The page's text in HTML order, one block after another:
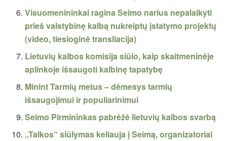
Visuomenininkai ragina Seimo narius nepalaikyti
prieš valstybinę kalbą nukreiptų įstatymo projektų
(video, tiesioginė transliacija)
Lietuvių kalbos komisija siūlo, kaip skaitmeninėje
aplinkoje išsaugoti kalbinę tapatybę
Minint Tarmių metus – dėmesys tarmių
išsaugojimui ir populiarinimui
Seimo Pirmininkas pabrėžė lietuvių kalbos svarbą
„Talkos“ siūlymas keliauja į Seimą, organizatoriai